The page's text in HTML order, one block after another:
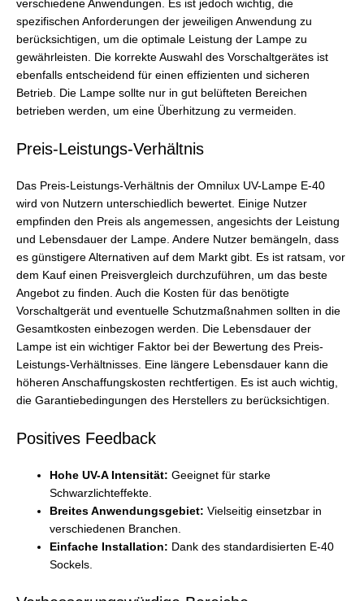
verschiedene Anwendungen. Es ist jedoch wichtig, die
spezifischen Anforderungen der jeweiligen Anwendung zu
berücksichtigen, um die optimale Leistung der Lampe zu
gewährleisten. Die korrekte Auswahl des Vorschaltgerätes ist
ebenfalls entscheidend für einen effizienten und sicheren
Betrieb. Die Lampe sollte nur in gut belüfteten Bereichen
betrieben werden, um eine Überhitzung zu vermeiden.
Preis-Leistungs-Verhältnis
Das Preis-Leistungs-Verhältnis der Omnilux UV-Lampe E-40
wird von Nutzern unterschiedlich bewertet. Einige Nutzer
empfinden den Preis als angemessen, angesichts der Leistung
und Lebensdauer der Lampe. Andere Nutzer bemängeln, dass
es günstigere Alternativen auf dem Markt gibt. Es ist ratsam, vor
dem Kauf einen Preisvergleich durchzuführen, um das beste
Angebot zu finden. Auch die Kosten für das benötigte
Vorschaltgerät und eventuelle Schutzmaßnahmen sollten in die
Gesamtkosten einbezogen werden. Die Lebensdauer der
Lampe ist ein wichtiger Faktor bei der Bewertung des Preis-
Leistungs-Verhältnisses. Eine längere Lebensdauer kann die
höheren Anschaffungskosten rechtfertigen. Es ist auch wichtig,
die Garantiebedingungen des Herstellers zu berücksichtigen.
Positives Feedback
Hohe UV-A Intensität: Geeignet für starke
Schwarzlichteffekte.
Breites Anwendungsgebiet: Vielseitig einsetzbar in
verschiedenen Branchen.
Einfache Installation: Dank des standardisierten E-40
Sockels.